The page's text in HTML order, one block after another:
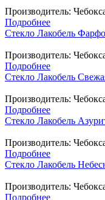
Производитель:
Подробнее
Стекло Лакобель
Производитель:
Подробнее
Стекло Лакобель
Производитель:
Подробнее
Стекло Лакобель
Производитель:
Подробнее
Стекло Лакобель
Производитель:
Подробнее